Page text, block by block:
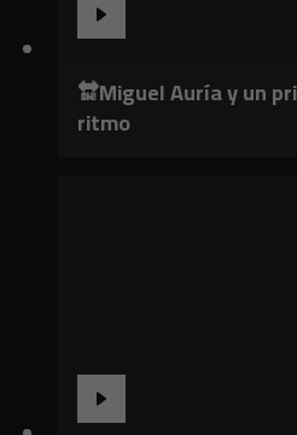
🔛Miguel Auría y un
ritmo